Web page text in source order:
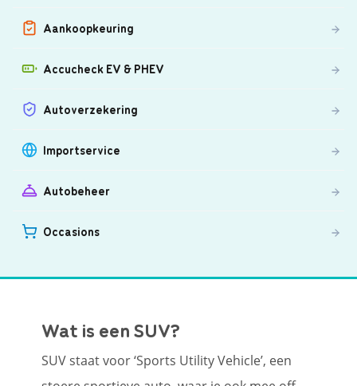
Aankoopkeuring
Accucheck EV & PHEV
Autoverzekering
Importservice
Autobeheer
Occasions
Wat is een SUV?
SUV staat voor ‘Sports Utility Vehicle’, een